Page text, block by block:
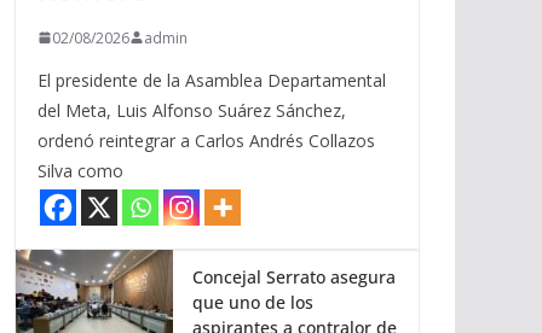
a
j
o
a
02/08/2026 admin
El presidente de la Asamblea Departamental
del Meta, Luis Alfonso Suárez Sánchez,
ordenó reintegrar a Carlos Andrés Collazos
Silva como
Concejal Serrato asegura
que uno de los
aspirantes a contralor de